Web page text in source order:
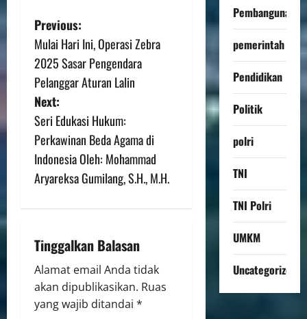
Previous:
Mulai Hari Ini, Operasi Zebra
2025 Sasar Pengendara
Pelanggar Aturan Lalin
Next:
Seri Edukasi Hukum:
Perkawinan Beda Agama di
Indonesia Oleh: Mohammad
Aryareksa Gumilang, S.H., M.H.
Tinggalkan Balasan
Alamat email Anda tidak
akan dipublikasikan. Ruas
yang wajib ditandai *
Pembangunan
pemerintah
Pendidikan
Politik
polri
TNI
TNI Polri
UMKM
Uncategorized